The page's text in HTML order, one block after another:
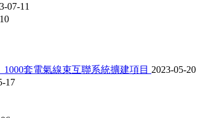
07-11
套電氣線束互聯系統擴建項目 2023-05-20
17